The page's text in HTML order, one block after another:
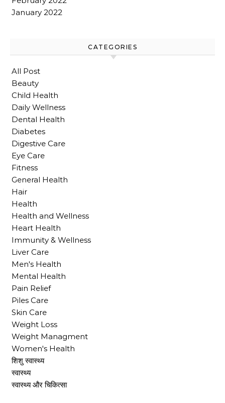
January 2022
CATEGORIES
All Post
Beauty
Child Health
Daily Wellness
Dental Health
Diabetes
Digestive Care
Eye Care
Fitness
General Health
Hair
Health
Health and Wellness
Heart Health
Immunity & Wellness
Liver Care
Men's Health
Mental Health
Pain Relief
Piles Care
Skin Care
Weight Loss
Weight Managment
Women's Health
शिशु स्वास्थ्य
स्वास्थ्य
स्वास्थ्य और चिकित्सा